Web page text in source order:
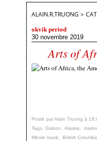
ALAIN.R.TRUONG >
okvik period
30 novembre 2019
Arts of
Posté par Alain Truong à
Tags: Gabon Alaska
Mbole mask
British